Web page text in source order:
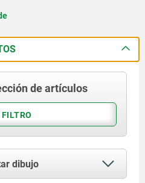
de artículos
FILTRO
dibujo